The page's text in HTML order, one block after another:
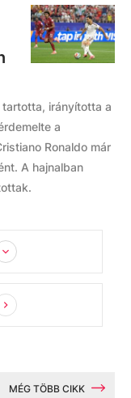
irányította a
a
Ronaldo már
A hajnalban
MÉG TÖBB CIKK